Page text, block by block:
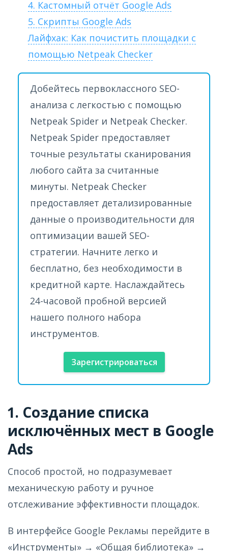
4. Кастомный отчёт Google Ads
5. Скрипты Google Ads
Лайфхак: Как почистить площадки с
помощью Netpeak Checker
Добейтесь первоклассного SEO-
анализа с легкостью с помощью
Netpeak Spider и Netpeak Checker.
Netpeak Spider предоставляет
точные результаты сканирования
любого сайта за считанные
минуты. Netpeak Checker
предоставляет детализированные
данные о производительности для
оптимизации вашей SEO-
стратегии. Начните легко и
бесплатно, без необходимости в
кредитной карте. Наслаждайтесь
24-часовой пробной версией
нашего полного набора
инструментов.
Зарегистрироваться
1. Создание списка
исключённых мест в Google
Ads
Способ простой, но подразумевает
механическую работу и ручное
отслеживание эффективности площадок.
В интерфейсе Google Рекламы перейдите в
«Инструменты» → «Общая библиотека» →